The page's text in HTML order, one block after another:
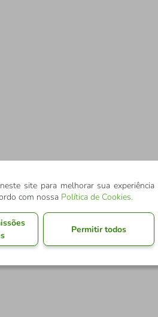
site para melhorar sua experiência
com nossa Política de Cookies.
Permitir todos